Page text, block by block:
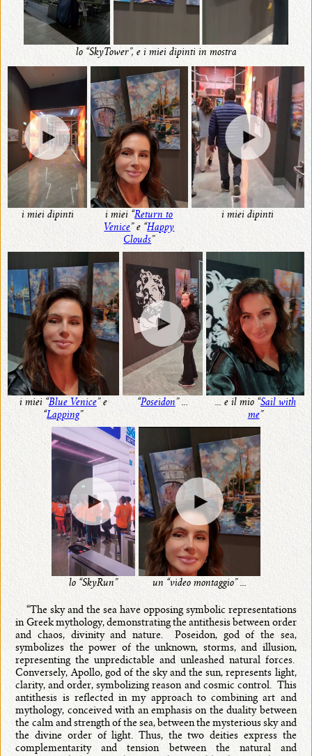
lo “SkyTower”, e i miei dipinti in mostra
i miei dipinti i miei “Return to
Venice” e “Happy
Clouds”
i miei dipinti
i miei “ Blue Venice” e
“Lapping”
Poseidon ” ... ... e il mio “ Sail with
me”
lo “SkyRun” un “video montaggio” ...
“The sky and the sea have opposing symbolic representations
in Greek mythology, demonstrating the antithesis between order
and chaos, divinity and nature. Poseidon, god of the sea,
symbolizes the power of the unknown, storms, and illusion,
representing the unpredictable and unleashed natural forces.
Conversely, Apollo, god of the sky and the sun, represents light,
clarity, and order, symbolizing reason and cosmic control. This
antithesis is reflected in my approach to combining art and
mythology, conceived with an emphasis on the duality between
the calm and strength of the sea, between the mysterious sky and
the divine order of light. Thus, the two deities express the
complementarity and tension between the natural and